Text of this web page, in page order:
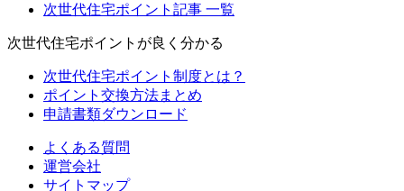
次世代住宅ポイント記事 一覧
次世代住宅ポイントが良く分かる
次世代住宅ポイント制度とは？
ポイント交換方法まとめ
申請書類ダウンロード
よくある質問
運営会社
サイトマップ